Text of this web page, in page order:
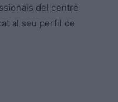
del centre
al seu perfil de